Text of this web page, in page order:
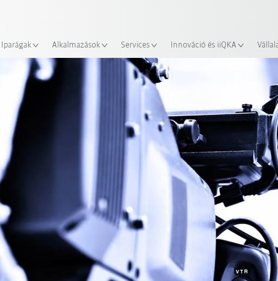
Iparágak Alkalmazások Services Innováció és iiQKA